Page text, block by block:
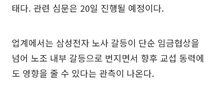
태다. 관련 심문은 20일 진행될 예정이다.
업계에서는 삼성전자 노사 갈등이 단순 임금협상을
넘어 노조 내부 갈등으로 번지면서 향후 교섭 동력에
도 영향을 줄 수 있다는 관측이 나온다.